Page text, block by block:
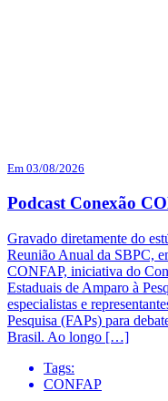
Em 03/08/2026
Podcast Conexão
Gravado diretamente do
Reunião Anual da SBPC,
CONFAP, iniciativa do
Estaduais de Amparo à
especialistas e
Pesquisa (FAPs) para
Brasil. Ao longo […]
Tags:
CONFAP